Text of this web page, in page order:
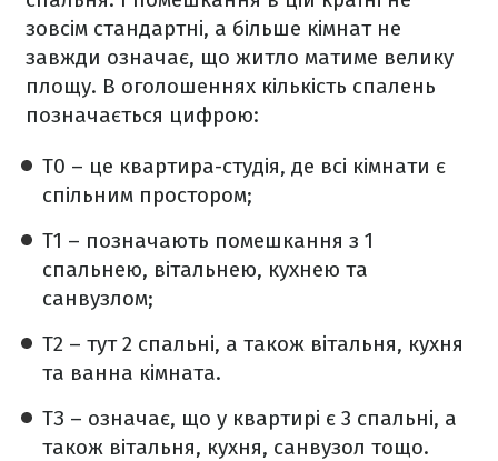
зовсім стандартні, а більше кімнат не
завжди означає, що житло матиме велику
площу. В оголошеннях кількість спалень
позначається цифрою:
T0 – це квартира-студія, де всі кімнати є
спільним простором;
T1 – позначають помешкання з 1
спальнею, вітальнею, кухнею та
санвузлом;
T2 – тут 2 спальні, а також вітальня, кухня
та ванна кімната.
ТЗ – означає, що у квартирі є 3 спальні, а
також вітальня, кухня, санвузол тощо.